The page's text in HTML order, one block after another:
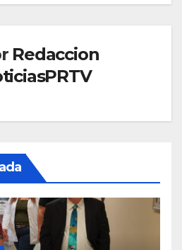
Redaccion